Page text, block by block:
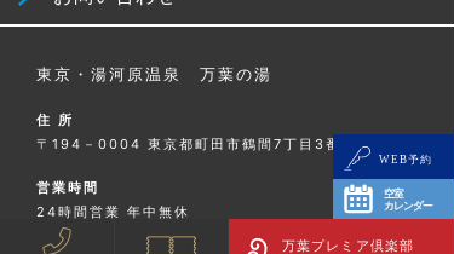
東京・湯河原温泉 万葉の湯
住 所
〒194－0004 東京都町田市鶴間7丁目3番1号
営業時間
24時間営業 年中無休
※施設メンテナンス等による臨時休館あり
WEB予約
空室
カレンダー
万葉プレミア倶楽部